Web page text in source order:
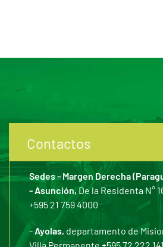
Contactos
Sedes - Margen Derecha
- Asunción, De la Residenta N°
+595 21 759 4000
-Ayolas, departamento de